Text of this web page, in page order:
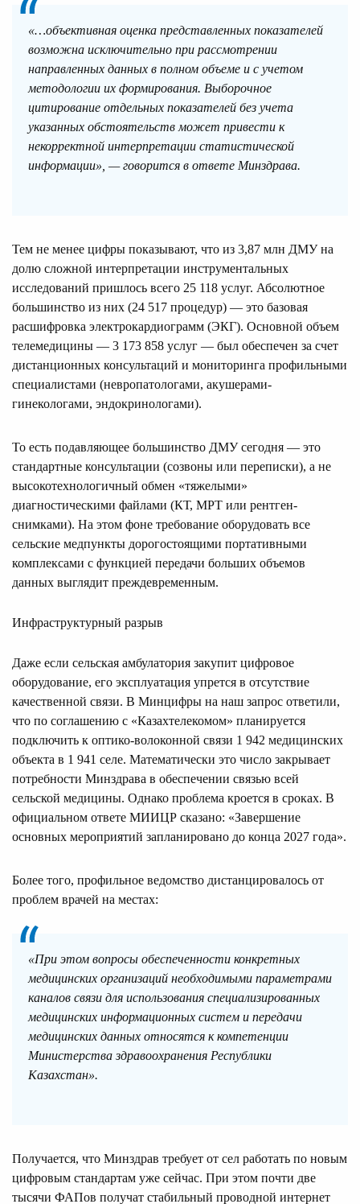
«…объективная оценка представленных показателей
возможна исключительно при рассмотрении
направленных данных в полном объеме и с учетом
методологии их формирования. Выборочное
цитирование отдельных показателей без учета
указанных обстоятельств может привести к
некорректной интерпретации статистической
информации», — говорится в ответе Минздрава.
Тем не менее цифры показывают, что из 3,87 млн ДМУ на
долю сложной интерпретации инструментальных
исследований пришлось всего 25 118 услуг. Абсолютное
большинство из них (24 517 процедур) — это базовая
расшифровка электрокардиограмм (ЭКГ). Основной объем
телемедицины — 3 173 858 услуг — был обеспечен за счет
дистанционных консультаций и мониторинга профильными
специалистами (невропатологами, акушерами-
гинекологами, эндокринологами).
То есть подавляющее большинство ДМУ сегодня — это
стандартные консультации (созвоны или переписки), а не
высокотехнологичный обмен «тяжелыми»
диагностическими файлами (КТ, МРТ или рентген-
снимками). На этом фоне требование оборудовать все
сельские медпункты дорогостоящими портативными
комплексами с функцией передачи больших объемов
данных выглядит преждевременным.
Инфраструктурный разрыв
Даже если сельская амбулатория закупит цифровое
оборудование, его эксплуатация упрется в отсутствие
качественной связи. В Минцифры на наш запрос ответили,
что по соглашению с «Казахтелекомом» планируется
подключить к оптико-волоконной связи 1 942 медицинских
объекта в 1 941 селе. Математически это число закрывает
потребности Минздрава в обеспечении связью всей
сельской медицины. Однако проблема кроется в сроках. В
официальном ответе МИИЦР сказано: «Завершение
основных мероприятий запланировано до конца 2027 года».
Более того, профильное ведомство дистанцировалось от
проблем врачей на местах:
«При этом вопросы обеспеченности конкретных
медицинских организаций необходимыми параметрами
каналов связи для использования специализированных
медицинских информационных систем и передачи
медицинских данных относятся к компетенции
Министерства здравоохранения Республики
Казахстан».
Получается, что Минздрав требует от сел работать по новым
цифровым стандартам уже сейчас. При этом почти две
тысячи ФАПов получат стабильный проводной интернет